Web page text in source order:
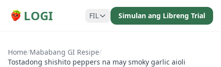
LOGI FIL Simulan ang Libreng Trial
Home/Mababang GI Resipe/
Tostadong shishito peppers na may smoky garlic aioli